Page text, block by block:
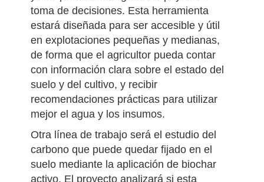
BioChargae también incorporará sensores
y una plataforma digital de apoyo a la
toma de decisiones. Esta herramienta
estará diseñada para ser accesible y útil
en explotaciones pequeñas y medianas,
de forma que el agricultor pueda contar
con información clara sobre el estado del
suelo y del cultivo, y recibir
mejor el agua y los insumos.
Otra línea de trabajo será el estudio del
carbono que puede quedar fijado en el